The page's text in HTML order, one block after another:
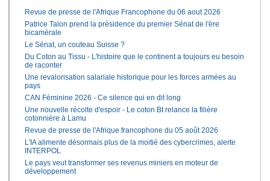
Revue de presse de l'Afrique Francophone du 06 aout 2026
Patrice Talon prend la présidence du premier Sénat de l'ère
bicamérale
Le Sénat, un couteau Suisse ?
Du Coton au Tissu - L'histoire que le continent a toujours eu besoin
de raconter
Une revalorisation salariale historique pour les forces armées au
pays
CAN Féminine 2026 - Ce silence qui en dit long
Une nouvelle récolte d'espoir - Le coton Bt relance la filière
cotonnière à Lamu
Revue de presse de l'Afrique francophone du 05 août 2026
L'IA alimente désormais plus de la moitié des cybercrimes, alerte
INTERPOL
Le pays veut transformer ses revenus miniers en moteur de
développement